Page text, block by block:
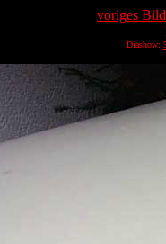
voriges Bild
Diashow: